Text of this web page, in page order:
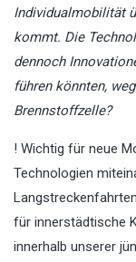
Individualmobilität
kommt. Die
dennoch
führen könnten,
Brennstoffzelle?
! Wichtig für neue
Technologien
für innerstädtische
innerhalb unserer